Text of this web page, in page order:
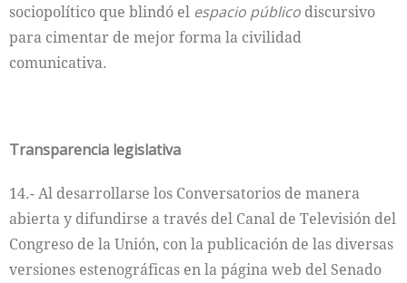
sociopolítico que blindó el espacio público discursivo
para cimentar de mejor forma la civilidad
comunicativa.
Transparencia legislativa
14.- Al desarrollarse los Conversatorios de manera
abierta y difundirse a través del Canal de Televisión del
Congreso de la Unión, con la publicación de las diversas
versiones estenográficas en la página web del Senado